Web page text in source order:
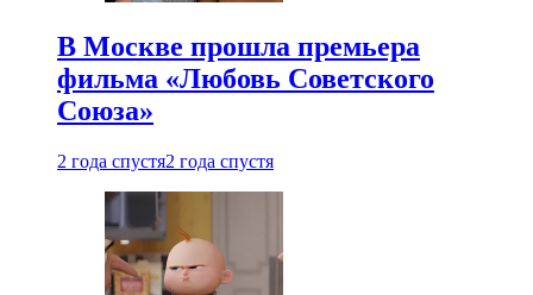
В Москве прошла премьера
фильма «Любовь Советского
Союза»
2 года спустя2 года спустя